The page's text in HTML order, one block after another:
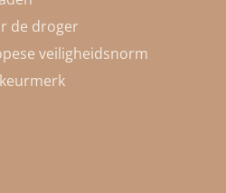
de droger
veiligheidsnorm